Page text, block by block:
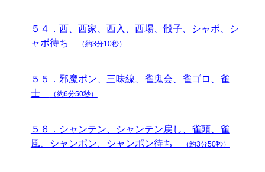
５４．西、西家、西入、西場、骰子、シャボ、シ
ャボ待ち
（約3分10秒）
５５．邪魔ポン、三味線、雀鬼会、雀ゴロ、雀
士
（約6分50秒）
５６．シャンテン、シャンテン戻し、雀頭、雀
風、シャンポン、シャンポン待ち
（約3分50秒）